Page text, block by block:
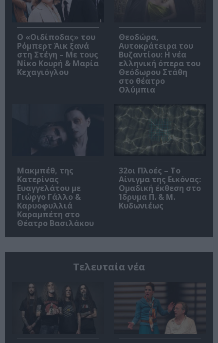
O «Οιδίποδας» του
Ρόμπερτ Άικ ξανά
στη Στέγη – Με τους
Νίκο Κουρή & Μαρία
Κεχαγιόγλου
Θεοδώρα,
Αυτοκράτειρα του
Βυζαντίου: Η νέα
ελληνική όπερα του
Θεόδωρου Στάθη
στο θέατρο
Ολύμπια
Μακμπέθ, της
Κατερίνας
Ευαγγελάτου με
Γιώργο Γάλλο &
Καρυοφυλλιά
Καραμπέτη στο
Θέατρο Βασιλάκου
32οι Πλοές – Το
Αίνιγμα της Εικόνας:
Ομαδική έκθεση στο
Ίδρυμα Π. & Μ.
Κυδωνιέως
Τελευταία νέα